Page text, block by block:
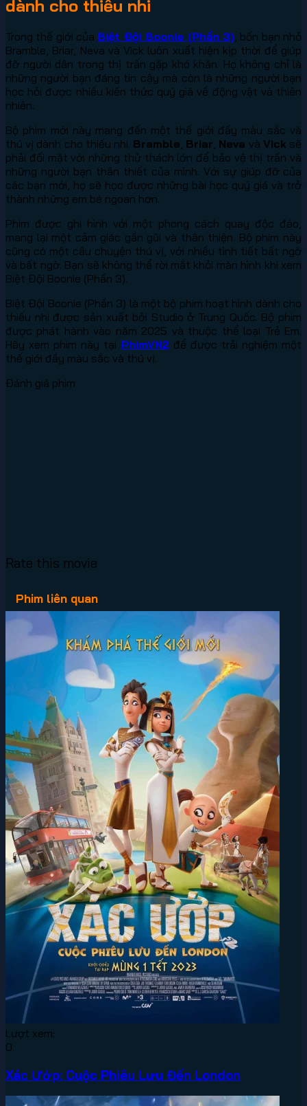
dành cho thiếu nhi
Trong thế giới của Biệt Đội Boonie (Phần 3), bốn bạn nhỏ
Bramble, Briar, Neva và Vick luôn xuất hiện kịp thời để giúp
đỡ người dân trong thị trấn gặp khó khăn. Họ không chỉ là
những người bạn đáng tin cậy mà còn là những người bạn
học hỏi được nhiều kiến thức quý giá về động vật và thiên
nhiên.
Bộ phim mới này mang đến một thế giới đầy màu sắc và
thú vị dành cho thiếu nhi. Bramble Briar Neva và Vick sẽ
phải đối mặt với những thử thách lớn để bảo vệ thị trấn và
những người bạn thân thiết của mình. Với sự giúp đỡ của
các bạn mới, họ sẽ học được những bài học quý giá và trở
thành những em bé ngoan hơn.
Phim được ghi hình với một phong cách quay độc đáo,
mang lại một cảm giác gần gũi và thân thiện. Bộ phim này
cũng có một câu chuyện thú vị, với nhiều tình tiết bất ngờ
và bất ngờ. Bạn sẽ không thể rời mắt khỏi màn hình khi xem
Biệt Đội Boonie (Phần 3).
Biệt Đội Boonie (Phần 3) là một bộ phim hoạt hình dành cho
thiếu nhi được sản xuất bởi Studio ở Trung Quốc. Bộ phim
được phát hành vào năm 2025 và thuộc thể loại Trẻ Em.
Hãy xem phim này tại PhimVN2để được trải nghiệm một
thế giới đầy màu sắc và thú vị.
Đánh giá phim
Rate this movie
Phim liên quan
Lượt xem:
0
Xác Ướp: Cuộc Phiêu Lưu Đến London